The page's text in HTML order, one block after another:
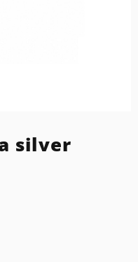
silver